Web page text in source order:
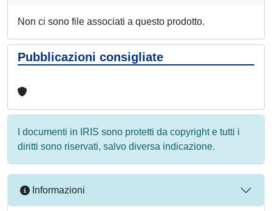
Non ci sono file associati a questo prodotto.
Pubblicazioni consigliate
I documenti in IRIS sono protetti da copyright e tutti i
diritti sono riservati, salvo diversa indicazione.
Informazioni